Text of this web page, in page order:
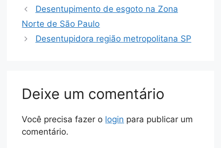
Desentupimento de esgoto na Zona
Norte de São Paulo
Desentupidora região metropolitana SP
Deixe um comentário
Você precisa fazer o login para publicar um
comentário.